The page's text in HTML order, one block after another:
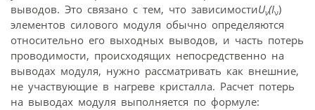
выводов. Это связано с тем, что зависимостиUν(Iν)
элементов силового модуля обычно определяются
относительно его выходных выводов, и часть потерь
проводимости, происходящих непосредственно на
выводах модуля, нужно рассматривать как внешние,
не участвующие в нагреве кристалла. Расчет потерь
на выводах модуля выполняется по формуле: